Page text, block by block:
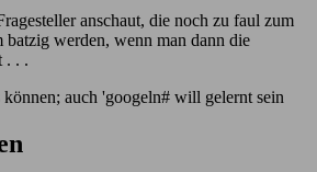
anschaut, die noch zu faul zum
batzig werden, wenn man dann die
. . .
auch 'googeln# will gelernt sein